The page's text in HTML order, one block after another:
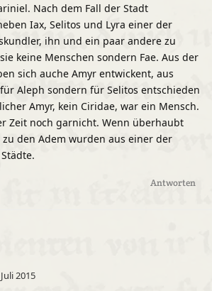
Nach dem Fall der Stadt
Iax, Selitos und Lyra einer der
ihn und ein paar andere zu
keine Menschen sondern Fae. Aus der
sich auche Amyr entwickent, aus
Aleph sondern für Selitos entschieden
Amyr, kein Ciridae, war ein Mensch.
Zeit noch garnicht. Wenn überhaubt
den Adem wurden aus einer der
Antworten
2015